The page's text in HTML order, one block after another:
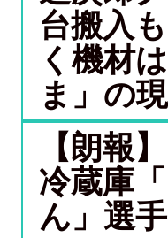
台搬入
く機材
ま」の
【朗報
冷蔵庫
ん」選